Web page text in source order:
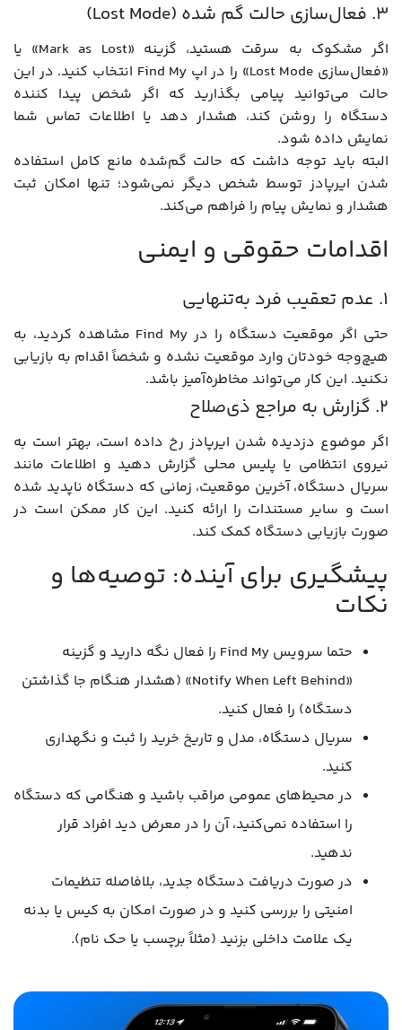
۳. فعال‌سازی حالت گم شده (Lost Mode)
اگر مشکوک به سرقت هستید، گزینه «Mark as Lost» یا
«فعال‌سازی Lost Mode» را در اپ Find My انتخاب کنید. در این
حالت می‌توانید پیامی بگذارید که اگر شخص پیدا کننده
دستگاه را روشن کند، هشدار دهد یا اطلاعات تماس شما
نمایش داده شود.
البته باید توجه داشت که حالت گم‌شده مانع کامل استفاده
شدن ایرپادز توسط شخص دیگر نمی‌شود؛ تنها امکان ثبت
هشدار و نمایش پیام را فراهم می‌کند.
اقدامات حقوقی و ایمنی
۱. عدم تعقیب فرد به‌تنهایی
حتی اگر موقعیت دستگاه را در Find My مشاهده کردید، به
هیچ‌وجه خودتان وارد موقعیت نشده و شخصاً اقدام به بازیابی
نکنید. این کار می‌تواند مخاطره‌آمیز باشد.
۲. گزارش به مراجع ذی‌صلاح
اگر موضوع دزدیده شدن ایرپادز رخ داده است، بهتر است به
نیروی انتظامی یا پلیس محلی گزارش دهید و اطلاعات مانند
سریال دستگاه، آخرین موقعیت، زمانی که دستگاه ناپدید شده
است و سایر مستندات را ارائه کنید. این کار ممکن است در
صورت بازیابی دستگاه کمک کند.
پیشگیری برای آینده: توصیه‌ها و
نکات
حتما سرویس Find My را فعال نگه دارید و گزینه
«Notify When Left Behind» (هشدار هنگام جا گذاشتن
دستگاه) را فعال کنید.
سریال دستگاه، مدل و تاریخ خرید را ثبت و نگهداری
کنید.
در محیط‌های عمومی مراقب باشید و هنگامی که دستگاه
را استفاده نمی‌کنید، آن را در معرض دید افراد قرار
ندهید.
در صورت دریافت دستگاه جدید، بلافاصله تنظیمات
امنیتی را بررسی کنید و در صورت امکان به کیس یا بدنه
یک علامت داخلی بزنید (مثلاً برچسب یا حک نام).